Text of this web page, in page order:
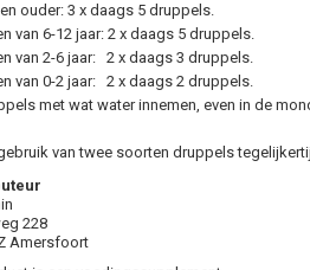
ouder: 3 x daags 5 druppels.
van 6-12 jaar: 2 x daags 5 druppels.
van 2-6 jaar: 2 x daags 3 druppels.
van 0-2 jaar: 2 x daags 2 druppels.
met wat water innemen, even in de
van twee soorten druppels
228
Amersfoort